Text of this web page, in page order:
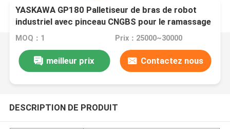
YASKAWA GP180 Palletiseur de bras de robot
industriel avec pinceau CNGBS pour le ramassage
MOQ：1 Prix：25000~30000
meilleur prix Contactez nous
DESCRIPTION DE PRODUIT